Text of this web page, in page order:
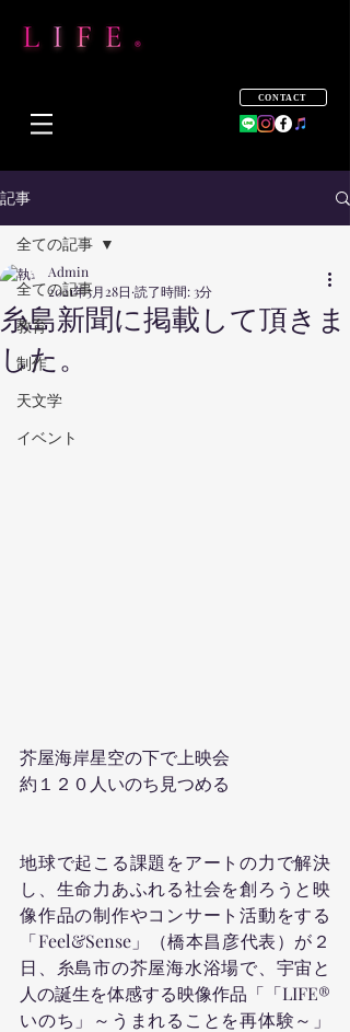
CONTACT
記事
全ての記事
教育
制作
天文学
イベント
全ての記事
糸島新聞に掲載して頂きま
した。
Admin
2021年5月28日 読了時間: 3分
芥屋海岸星空の下で上映会
約１２０人いのち見つめる
地球で起こる課題をアートの力で解決
し、生命力あふれる社会を創ろうと映
像作品の制作やコンサート活動をする
「Feel&Sense」（橋本昌彦代表）が２
日、糸島市の芥屋海水浴場で、宇宙と
人の誕生を体感する映像作品「「LIFE®︎
いのち」～うまれることを再体験～」